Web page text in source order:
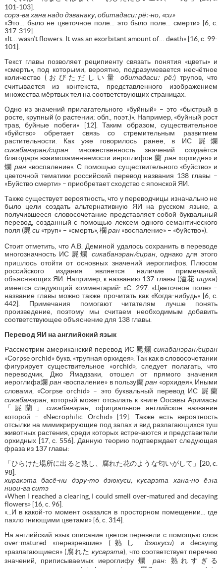
101-103].
сорэ-ва хана надо дэванаку, обитадаси: рё:-но, «си»
«Это… было не цветочное поле... это было поле... смерти» [6, c.
317-319].
«It… wasn’t flowers. It was an exorbitant amount of… death» [16, c. 99-
101].
Текст главы позволяет реципиенту связать понятия «цветы» и
«смерть», под которыми, вероятно, подразумевается несчётное
количество (おびただしい量обитадаси: рё:) трупов, что
считывается из контекста, представленного изображением
множества мёртвых тел на соответствующих страницах.
Одно из значений прилагательного «буйный» – это «быстрый в
росте, крупный (о растении; обл., поэт.)». Например, «буйный рост
трав, буйные побеги» [12]. Таким образом, существительное
«буйство» обретает связь со стремительным развитием
растительности. Как уже говорилось ранее, в ИС 屍爛
сикабанэран/сиран множественность значений создаётся
благодаря взаимозаменяемости иероглифов 蘭 ран«орхидея» и
爛ран «воспаление». С помощью существительного «буйство» и
цветочной тематики российский перевод названия 138 главы –
«Буйство смерти» – приобретает сходство с японской ЯИ.
Также существует вероятность, что у переводчицы изначально не
было цели создать альтернативную ЯИ на русском языке, а
получившееся словосочетание представляет собой буквальный
перевод, созданный с помощью лексем одного семантического
поля (屍 си«труп» – «смерть», 欄 ран«воспаление» – «буйство»).
Стоит отметить, что А.В. Деминой удалось сохранить в переводе
многозначность ИС 屍爛сикабанэран/сиран , однако для этого
пришлось отойти от основных значений иероглифов. Плюсом
российского издания является наличие примечаний,
объясняющих ЯИ. Например, к названию 137 главы (溢花ицука)
имеется следующий комментарий: «С. 297. «Цветочное поле» –
название главы можно также прочитать как «Когда-нибудь» [6, с.
442]. Примечания помогают читателям лучше понять
произведение, поэтому мы считаем необходимым добавить
соответствующее объяснение для 138 главы.
Перевод ЯИ на английский язык
Рассмотрим американский перевод ИС 屍爛сикабанэран/сиран
«Сorpse orchid» букв. «трупная орхидея». Так как в словосочетании
фигурирует существительное «orchid», следует полагать, что
переводчик, Джо Ямадзаки, отошел от прямого значения
иероглифа爛 ран«воспаление» в пользу蘭ран «орхидея». Иными
словами, «Сorpse orchid» – это буквальный перевод ИС 屍蘭
сикабанэран, который может отсылать к книге Оосавы Аримасы
「屍蘭」сикабанэран , официальное английское название
которой – «Necrophilic Orchid» [19]. Также есть вероятность
отсылки на мимикрирующие под запах и вид разлагающихся туш
животных растения, среди которых встречаются и представители
орхидных [17, с. 556]. Данную теорию подтверждает следующая
фраза из 137 главы:
「ひらけた場所に出ると熟し、腐れた花のような匂いがして」[20, c.
98].
хиракэта басё-ни дэру-то дзюкуси, кусарэта хана-но ё:на
ниои-га ситэ
«When I reached a clearing, I could smell over-matured and decaying
flowers» [16, c. 96].
«...И в какой-то момент оказался в просторном помещении... где
пахло гниющими цветами» [6, c. 314].
На английский язык описание цветов перевели с помощью слов
over-matured «перезревшие» (熟しдзюкуси) и decaying
«разлагающиеся» (腐れたкусарэта), что соответствует перечню
значений, приписываемых иероглифу 爛 ран: 熟れすぎる